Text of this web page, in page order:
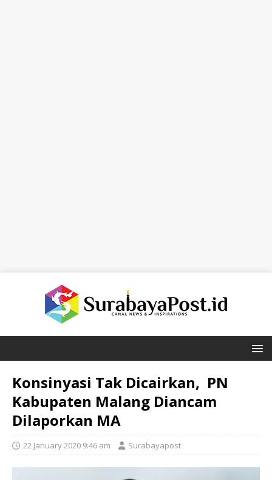
Konsinyasi Tak Dicairkan, PN
Kabupaten Malang Diancam
Dilaporkan MA
22 January 2020 9:46 am Surabayapost